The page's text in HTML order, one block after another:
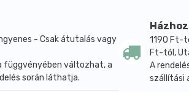
- Csak átutalás vagy
függvényében változhat, a
során láthatja.
1190 Ft-
Ft-tól,
A
szállítási